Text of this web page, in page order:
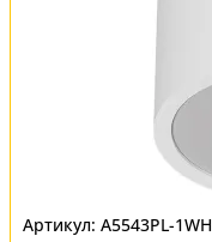
A5543PL-1WH